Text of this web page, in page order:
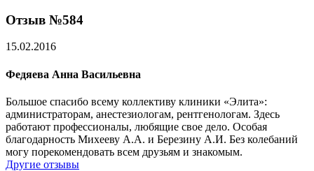
Отзыв №584
15.02.2016
Федяева Анна Васильевна
Большое спасибо всему коллективу клиники «Элита»:
администраторам, анестезиологам, рентгенологам. Здесь
работают профессионалы, любящие свое дело. Особая
благодарность Михееву А.А. и Березину А.И. Без колебаний
могу порекомендовать всем друзьям и знакомым.
Другие отзывы